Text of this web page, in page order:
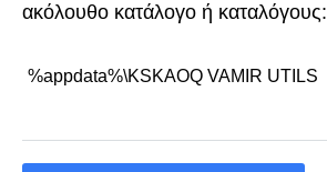
ακόλουθο κατάλογο ή καταλόγους:
%appdata%\KSKAOQ VAMIR UTILS